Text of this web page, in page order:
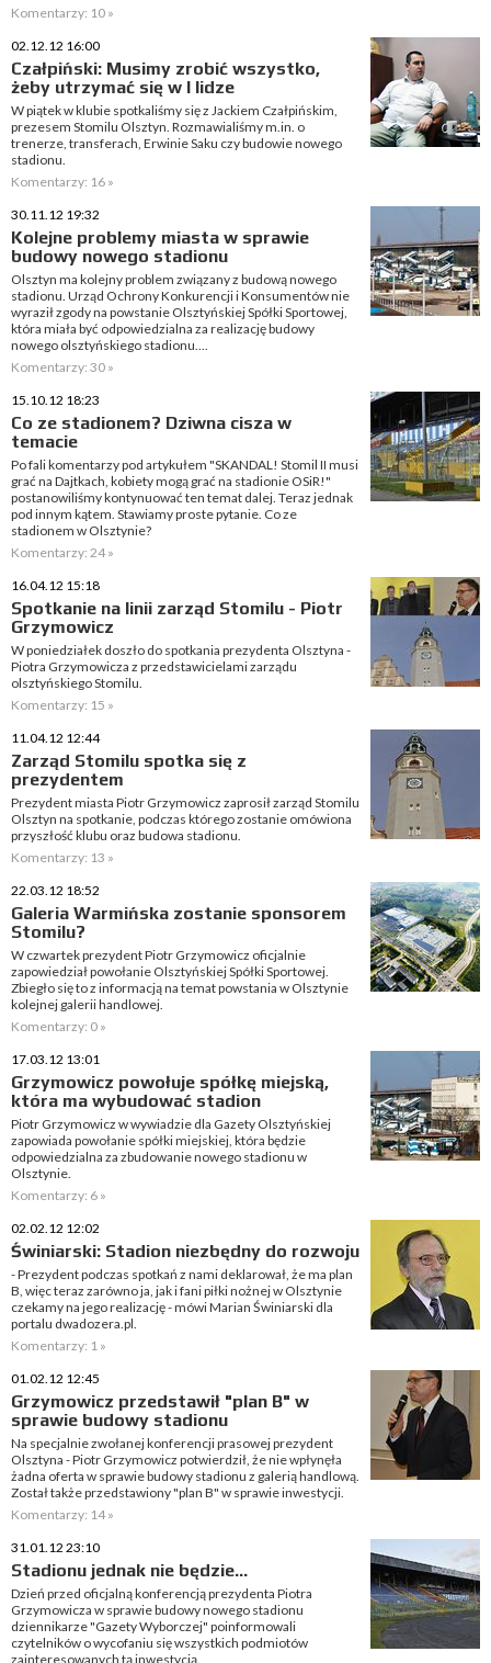
Komentarzy: 10 »
02.12.12 16:00
Czałpiński: Musimy zrobić wszystko,
żeby utrzymać się w I lidze
W piątek w klubie spotkaliśmy się z Jackiem Czałpińskim,
prezesem Stomilu Olsztyn. Rozmawialiśmy m.in. o
trenerze, transferach, Erwinie Saku czy budowie nowego
stadionu.
Komentarzy: 16 »
30.11.12 19:32
Kolejne problemy miasta w sprawie
budowy nowego stadionu
Olsztyn ma kolejny problem związany z budową nowego
stadionu. Urząd Ochrony Konkurencji i Konsumentów nie
wyraził zgody na powstanie Olsztyńskiej Spółki Sportowej,
która miała być odpowiedzialna za realizację budowy
nowego olsztyńskiego stadionu....
Komentarzy: 30 »
15.10.12 18:23
Co ze stadionem? Dziwna cisza w
temacie
Po fali komentarzy pod artykułem "SKANDAL! Stomil II musi
grać na Dajtkach, kobiety mogą grać na stadionie OSiR!"
postanowiliśmy kontynuować ten temat dalej. Teraz jednak
pod innym kątem. Stawiamy proste pytanie. Co ze
stadionem w Olsztynie?
Komentarzy: 24 »
16.04.12 15:18
Spotkanie na linii zarząd Stomilu - Piotr
Grzymowicz
W poniedziałek doszło do spotkania prezydenta Olsztyna -
Piotra Grzymowicza z przedstawicielami zarządu
olsztyńskiego Stomilu.
Komentarzy: 15 »
11.04.12 12:44
Zarząd Stomilu spotka się z
prezydentem
Prezydent miasta Piotr Grzymowicz zaprosił zarząd Stomilu
Olsztyn na spotkanie, podczas którego zostanie omówiona
przyszłość klubu oraz budowa stadionu.
Komentarzy: 13 »
22.03.12 18:52
Galeria Warmińska zostanie sponsorem
Stomilu?
W czwartek prezydent Piotr Grzymowicz oficjalnie
zapowiedział powołanie Olsztyńskiej Spółki Sportowej.
Zbiegło się to z informacją na temat powstania w Olsztynie
kolejnej galerii handlowej.
Komentarzy: 0 »
17.03.12 13:01
Grzymowicz powołuje spółkę miejską,
która ma wybudować stadion
Piotr Grzymowicz w wywiadzie dla Gazety Olsztyńskiej
zapowiada powołanie spółki miejskiej, która będzie
odpowiedzialna za zbudowanie nowego stadionu w
Olsztynie.
Komentarzy: 6 »
02.02.12 12:02
Świniarski: Stadion niezbędny do rozwoju
- Prezydent podczas spotkań z nami deklarował, że ma plan
B, więc teraz zarówno ja, jak i fani piłki nożnej w Olsztynie
czekamy na jego realizację - mówi Marian Świniarski dla
portalu dwadozera.pl.
Komentarzy: 1 »
01.02.12 12:45
Grzymowicz przedstawił "plan B" w
sprawie budowy stadionu
Na specjalnie zwołanej konferencji prasowej prezydent
Olsztyna - Piotr Grzymowicz potwierdził, że nie wpłynęła
żadna oferta w sprawie budowy stadionu z galerią handlową.
Został także przedstawiony "plan B" w sprawie inwestycji.
Komentarzy: 14 »
31.01.12 23:10
Stadionu jednak nie będzie...
Dzień przed oficjalną konferencją prezydenta Piotra
Grzymowicza w sprawie budowy nowego stadionu
dziennikarze "Gazety Wyborczej" poinformowali
czytelników o wycofaniu się wszystkich podmiotów
zainteresowanych tą inwestycją.